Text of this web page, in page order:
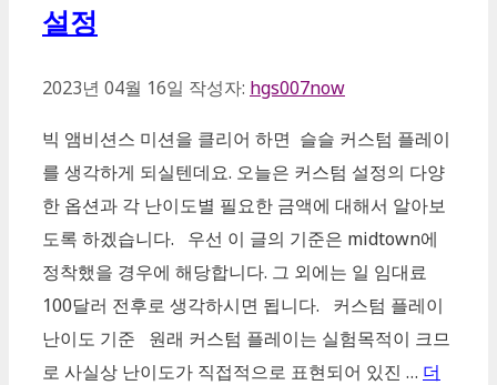
설정
2023년 04월 16일 작성자: hgs007now
빅 앰비션스 미션을 클리어 하면 슬슬 커스텀 플레이
를 생각하게 되실텐데요. 오늘은 커스텀 설정의 다양
한 옵션과 각 난이도별 필요한 금액에 대해서 알아보
도록 하겠습니다. 우선 이 글의 기준은 midtown에
정착했을 경우에 해당합니다. 그 외에는 일 임대료
100달러 전후로 생각하시면 됩니다. 커스텀 플레이
난이도 기준 원래 커스텀 플레이는 실험목적이 크므
로 사실상 난이도가 직접적으로 표현되어 있진 … 더